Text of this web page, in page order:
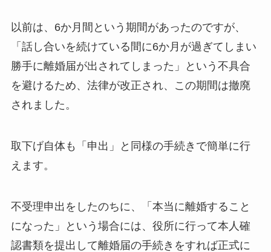
以前は、6か月間という期間があったのですが、
「話し合いを続けている間に6か月が過ぎてしまい
勝手に離婚届が出されてしまった」という不具合
を避けるため、法律が改正され、この期間は撤廃
されました。
取下げ自体も「申出」と同様の手続きで簡単に行
えます。
不受理申出をしたのちに、「本当に離婚すること
になった」という場合には、役所に行って本人確
認書類を提出して離婚届の手続きをすれば正式に